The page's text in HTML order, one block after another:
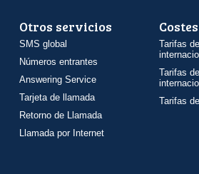
Otros servicios
SMS global
Números entrantes
Answering Service
Tarjeta de llamada
Retorno de Llamada
Llamada por Internet
Costes
Tarifas
Tarifas
Tarifas